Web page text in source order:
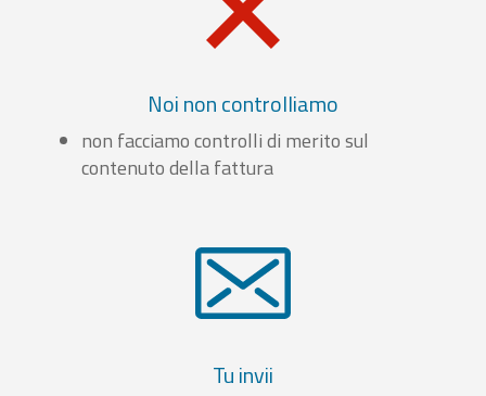
Noi non controlliamo
non facciamo controlli di merito sul
contenuto della fattura
Tu invii